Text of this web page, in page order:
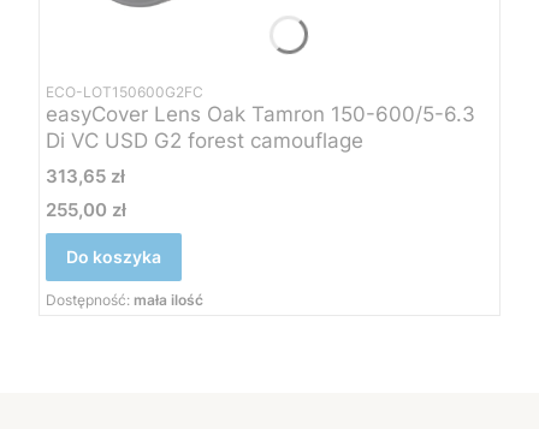
ECO-LOT150600G2FC
easyCover Lens Oak Tamron 150-600/5-6.3
Di VC USD G2 forest camouflage
Cena
313,65 zł
Cena
255,00 zł
Do koszyka
Dostępność: mała ilość